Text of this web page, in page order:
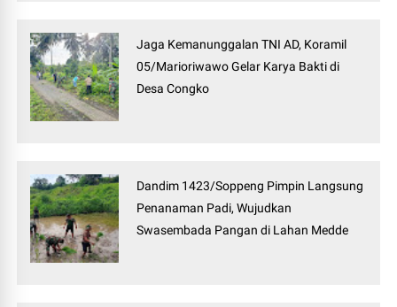
Jaga Kemanunggalan TNI AD, Koramil
05/Marioriwawo Gelar Karya Bakti di
Desa Congko
Dandim 1423/Soppeng Pimpin Langsung
Penanaman Padi, Wujudkan
Swasembada Pangan di Lahan Medde